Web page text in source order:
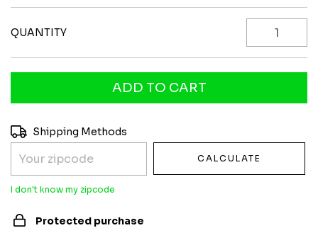
QUANTITY
Shipping for zipcode:
Shipping Methods
CALCULATE
I don't know my zipcode
Protected purchase